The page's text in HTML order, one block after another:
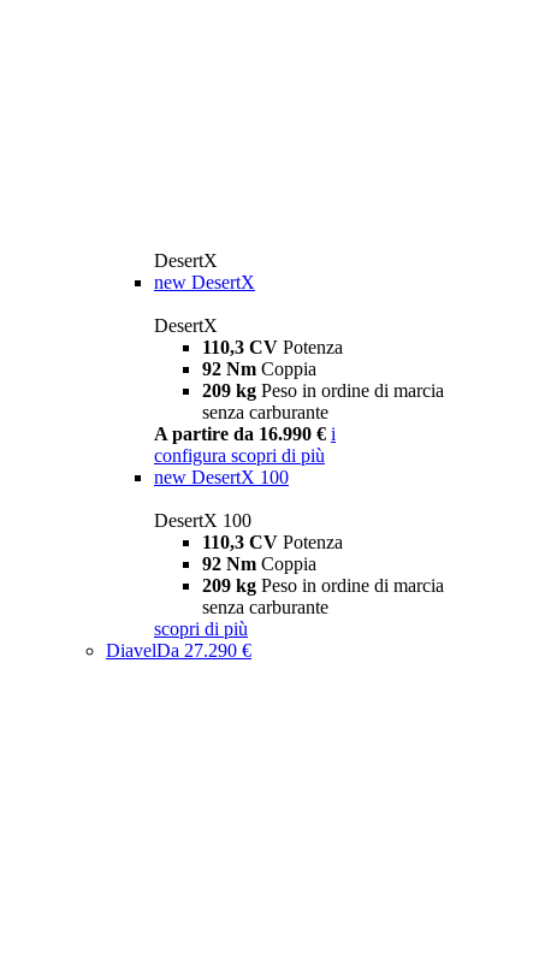
DesertX
new DesertX
DesertX
110,3 CV Potenza
92 Nm Coppia
209 kg Peso in ordine di marcia
senza carburante
A partire da 16.990 € i
configura scopri di più
new DesertX 100
DesertX 100
110,3 CV Potenza
92 Nm Coppia
209 kg Peso in ordine di marcia
senza carburante
scopri di più
DiavelDa 27.290 €